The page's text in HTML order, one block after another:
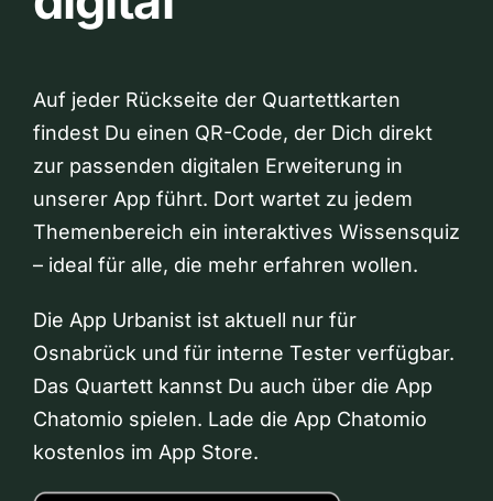
Auf jeder Rückseite der Quartettkarten
findest Du einen QR-Code, der Dich direkt
zur passenden digitalen Erweiterung in
unserer App führt. Dort wartet zu jedem
Themenbereich ein interaktives Wissensquiz
– ideal für alle, die mehr erfahren wollen.
Die App Urbanist ist aktuell nur für
Osnabrück und für interne Tester verfügbar.
Das Quartett kannst Du auch über die App
Chatomio spielen. Lade die App Chatomio
kostenlos im App Store.